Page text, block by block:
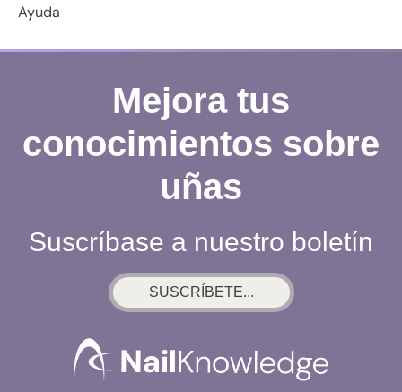
Ayuda
Mejora tus
conocimientos sobre
uñas
Suscríbase a nuestro boletín
SUSCRÍBETE...